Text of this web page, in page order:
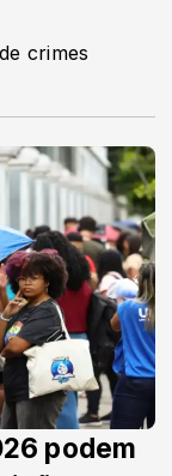
crimes
podem